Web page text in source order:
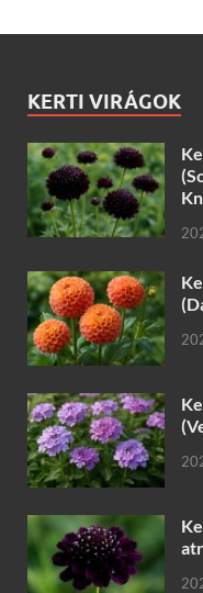
KERTI VIRÁGOK